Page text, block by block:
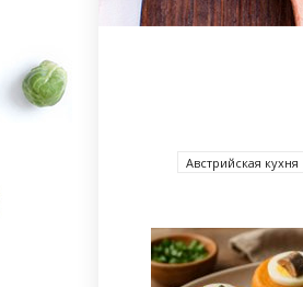
Австрийская кухня